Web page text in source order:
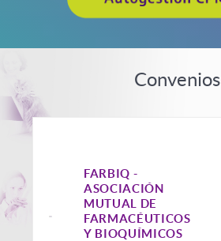
Convenios
FARBIQ -
ASOCIACIÓN
MUTUAL DE
FARMACÉUTICOS
Y BIOQUÍMICOS